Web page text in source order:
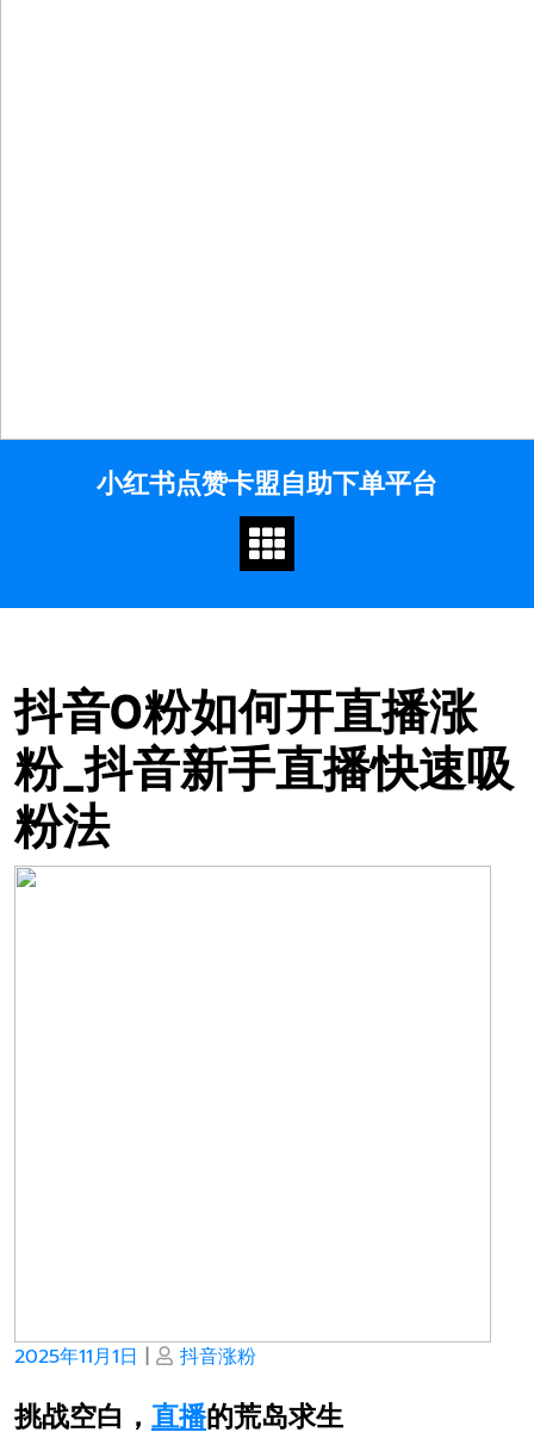
小红书点赞卡盟自助下单平台
抖音0粉如何开直播涨
粉_抖音新手直播快速吸
粉法
Posted
2025年11月1日 | Posted
抖音涨粉
挑战空白， 直播的荒岛求生